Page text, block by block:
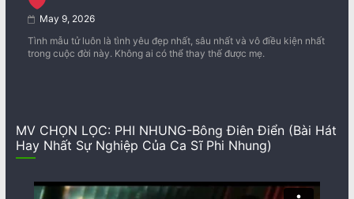
May 9, 2026
Tình mẫu tử luôn là tình yêu đẹp nhất, sâu nhất và vô điều kiện nhất
trong cuộc đời này. Không ai có thể thay thế được mẹ.
MV CHỌN LỌC: PHI NHUNG-Bông Điên Điển (Bài Hát
Hay Nhất Sự Nghiệp Của Ca Sĩ Phi Nhung)